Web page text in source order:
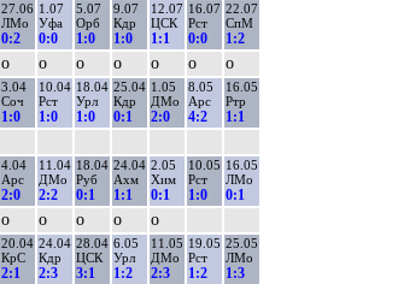
27.06
ЛМо
0:2
1.07
Уфа
0:0
5.07
Орб
1:0
9.07
Кдр
1:0
12.07
ЦСК
1:1
16.07
Рст
0:0
22.07
СпМ
1:2
о о о о о о о
3.04
Соч
1:0
10.04
Рст
1:0
18.04
Урл
1:0
25.04
Кдр
0:1
1.05
ДМо
2:0
8.05
Арс
4:2
16.05
Ртр
1:1
4.04
Арс
2:0
11.04
ДМо
2:2
18.04
Руб
0:1
24.04
Ахм
1:1
2.05
Хим
0:1
10.05
Рст
1:0
16.05
ЛМо
0:1
о о о о о
20.04
КрС
2:1
24.04
Кдр
2:3
28.04
ЦСК
3:1
6.05
Урл
1:2
11.05
ДМо
2:3
19.05
Рст
1:2
25.05
ЛМо
1:3